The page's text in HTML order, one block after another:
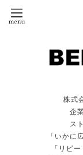
株式
企
ス
「いかに
「リピ